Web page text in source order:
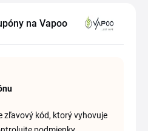
na Vapoo
zľavový kód, ktorý vyhovuje